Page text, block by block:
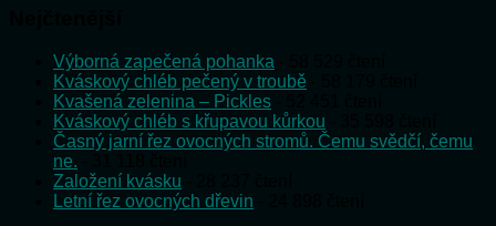
Výborná zapečená pohanka
Kváskový chléb pečený v troubě
Kvašená zelenina – Pickles
Kváskový chléb s křupavou kůrkou
Časný jarní řez ovocných stromů. Čemu svědčí, čemu
ne.
Založení kvásku
Letní řez ovocných dřevin